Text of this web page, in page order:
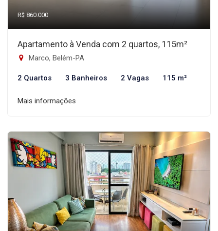
R$ 860.000
Apartamento à Venda com 2 quartos, 115m²
Marco, Belém-PA
2 Quartos 3 Banheiros 2 Vagas 115 m²
Mais informações